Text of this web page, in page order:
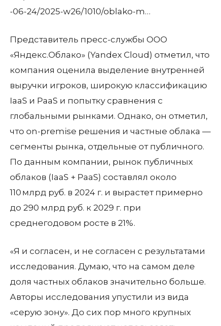
-06-24/2025-w26/1010/oblako-m…
Представитель пресс-службы ООО
«Яндекс.Облако» (Yandex Cloud) отметил, что
компания оценила выделение внутренней
выручки игроков, широкую классификацию
IaaS и PaaS и попытку сравнения с
глобальными рынками. Однако, он отметил,
что on-premise решения и частные облака —
сегменты рынка, отдельные от публичного.
По данным компании, рынок публичных
облаков (IaaS + PaaS) составлял около
110 млрд руб. в 2024 г. и вырастет примерно
до 290 млрд руб. к 2029 г. при
среднегодовом росте в 21%.
«Я и согласен, и не согласен с результатами
исследования. Думаю, что на самом деле
доля частных облаков значительно больше.
Авторы исследования упустили из вида
«серую зону». До сих пор много крупных